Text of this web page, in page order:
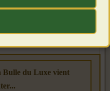
Bulle du Luxe vient